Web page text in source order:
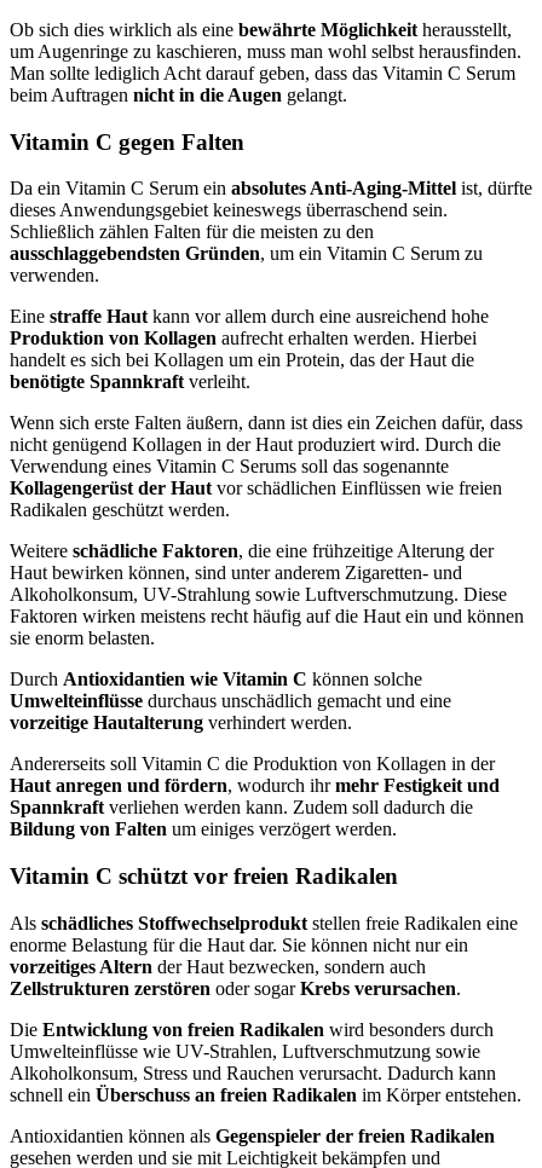
Ob sich dies wirklich als eine bewährte Möglichkeit herausstellt,
um Augenringe zu kaschieren, muss man wohl selbst herausfinden.
Man sollte lediglich Acht darauf geben, dass das Vitamin C Serum
beim Auftragen nicht in die Augen gelangt.
Vitamin C gegen Falten
Da ein Vitamin C Serum ein absolutes Anti-Aging-Mittel ist, dürfte
dieses Anwendungsgebiet keineswegs überraschend sein.
Schließlich zählen Falten für die meisten zu den
ausschlaggebendsten Gründen, um ein Vitamin C Serum zu
verwenden.
Eine straffe Hautkann vor allem durch eine ausreichend hohe
Produktion von Kollagen aufrecht erhalten werden. Hierbei
handelt es sich bei Kollagen um ein Protein, das der Haut die
benötigte Spannkraftverleiht.
Wenn sich erste Falten äußern, dann ist dies ein Zeichen dafür, dass
nicht genügend Kollagen in der Haut produziert wird. Durch die
Verwendung eines Vitamin C Serums soll das sogenannte
Kollagengerüst der Hautvor schädlichen Einflüssen wie freien
Radikalen geschützt werden.
Weitere schädliche Faktoren, die eine frühzeitige Alterung der
Haut bewirken können, sind unter anderem Zigaretten- und
Alkoholkonsum, UV-Strahlung sowie Luftverschmutzung. Diese
Faktoren wirken meistens recht häufig auf die Haut ein und können
sie enorm belasten.
Durch Antioxidantien wie Vitamin C können solche
Umwelteinflüsse durchaus unschädlich gemacht und eine
vorzeitige Hautalterung verhindert werden.
Andererseits soll Vitamin C die Produktion von Kollagen in der
Haut anregen und fördern, wodurch ihrmehr Festigkeit und
Spannkraftverliehen werden kann. Zudem soll dadurch die
Bildung von Falten um einiges verzögert werden.
Vitamin C schützt vor freien Radikalen
Als schädliches Stoffwechselprodukt stellen freie Radikalen eine
enorme Belastung für die Haut dar. Sie können nicht nur ein
vorzeitiges Altern der Haut bezwecken, sondern auch
Zellstrukturen zerstören oder sogarKrebs verursachen.
Die Entwicklung von freien Radikalen wird besonders durch
Umwelteinflüsse wie UV-Strahlen, Luftverschmutzung sowie
Alkoholkonsum, Stress und Rauchen verursacht. Dadurch kann
schnell ein Überschuss an freien Radikalen im Körper entstehen.
Antioxidantien können als Gegenspieler der freien Radikalen
gesehen werden und sie mit Leichtigkeit bekämpfen und